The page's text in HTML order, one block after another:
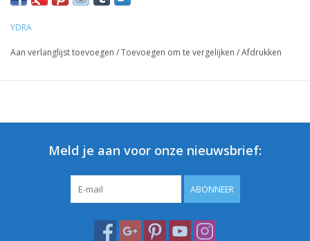
YDRA
Aan verlanglijst toevoegen /Toevoegen om te vergelijken /Afdrukken
Meld je aan voor onze nieuwsbrief:
ABONNEER